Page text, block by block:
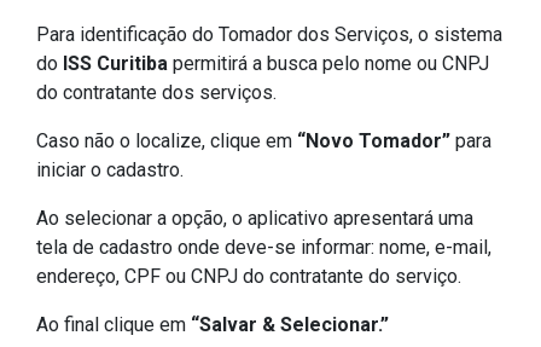
Para identificação do Tomador dos Serviços, o sistema
do ISS Curitiba permitirá a busca pelo nome ou CNPJ
do contratante dos serviços.
Caso não o localize, clique em “Novo Tomador” para
iniciar o cadastro.
Ao selecionar a opção, o aplicativo apresentará uma
tela de cadastro onde deve-se informar: nome, e-mail,
endereço, CPF ou CNPJ do contratante do serviço.
Ao final clique em “Salvar & Selecionar.”